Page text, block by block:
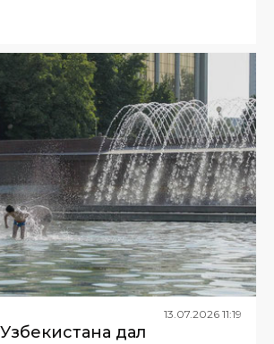
13.07.2026 11:19
дал